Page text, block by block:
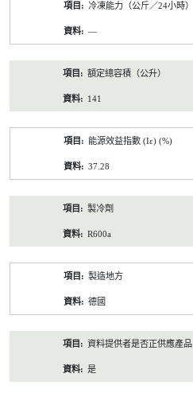
冷凍能力（公斤／24小時）
—
額定總容積（公升）
141
能源效益指數 (Iε) (%)
37.28
製冷劑
R600a
製造地方
德國
資料提供者是否正供應產品
是